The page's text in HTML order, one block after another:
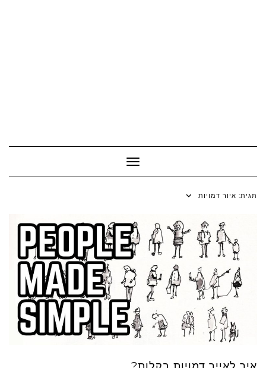
Toggle Navigation
תגית: איור דמויות